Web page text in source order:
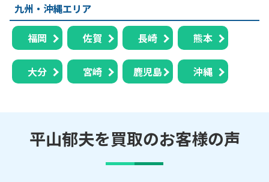
九州・沖縄エリア
福岡 佐賀 長崎 熊本
大分 宮崎 鹿児島 沖縄
平山郁夫を買取のお客様の声